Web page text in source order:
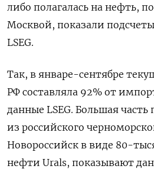
либо полагалась на нефть,
Москвой, показали
LSEG.
Так, в январе-сентябре
РФ составляла 92% от
данные LSEG. Большая часть
из российского
Новороссийск в виде 80-
нефти Urals, показывают